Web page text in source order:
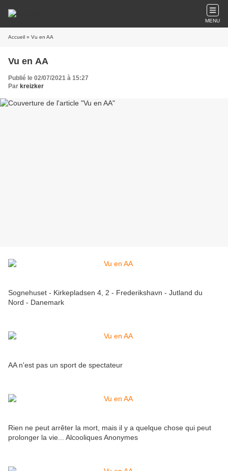
MENU
Accueil » Vu en AA
Vu en AA
Publié le 02/07/2021 à 15:27
Par kreizker
Sognehuset - Kirkepladsen 4, 2 - Frederikshavn - Jutland du
Nord - Danemark
AA n'est pas un sport de spectateur
Rien ne peut arrêter la mort, mais il y a quelque chose qui peut
prolonger la vie... Alcooliques Anonymes